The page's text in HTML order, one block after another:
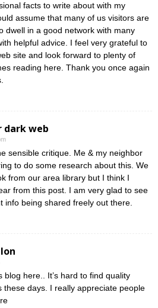
facts to write about with my
assume that many of us visitors are
dwell in a good network with many
helpful advice. I feel very grateful to
site and look forward to plenty of
reading here. Thank you once again
dark web
sensible critique. Me & my neighbor
to do some research about this. We
from our area library but I think I
from this post. I am very glad to see
info being shared freely out there.
blog here.. It’s hard to find quality
these days. I really appreciate people